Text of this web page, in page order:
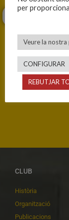
ANTERIOR
LOTERIA DE
CLUB
Història
Organització
Publicacions
per
Veure la
CONFIGURAR
REBUTJAR